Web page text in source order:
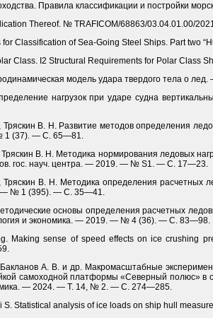
Правила классификации и постройки
Thereof. № TRAFICOM/68863/03.04.01.00/
Classification of Sea-Going Steel Ships. Part two
Class. I2 Structural Requirements for Polar Class
модель удара твердого тела о
нагрузок при ударе судна
В. Н. Развитие методов определения
1 (37). — С. 65—81.
В. Н. Методика нормирования ледовых
гос. науч. центра. — 2019. — № S1. — С. 17—23.
В. Н. Методика определения расчетных
— № 1 (395). — С. 35—41.
основы определения расчетных
и экономика. — 2019. — № 4 (36). — С. 83—98.
Making sense of speed effects on ice crushing
А. В. и др. Макромасштабные
самоходной платформы «Северный полюс»
— 2024. — Т. 14, № 2. — С. 274—285.
S. Statistical analysis of ice loads on ship hull